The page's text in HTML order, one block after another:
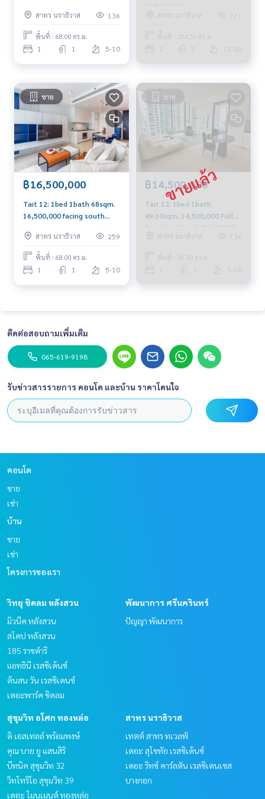
70,000/mth. Am:
0656199198
สาทร นราธิวาส 136
พื้นที่ : 68.00 ตร.ม.
1 1 5-10
0656199198
สาทร นราธิวาส
711
พื้นที่ : 104.50 ตร.ม.
11-20
ขาย
฿16,500,000
Tait 12: 1bed 1bath 68sqm.
16,500,000 facing south
Am: 0656199198
สาทร นราธิวาส 259
พื้นที่ : 68.00 ตร.ม.
1 1 5-10
ขาย
฿14,500,000
Tait 12: 1bed 1bath
49.30sqm. 14,500,000 Fully
Furnished Am: 0656199198
สาทร นราธิวาส
736
พื้นที่ : 49.30 ตร.ม.
5-10
ติดต่อสอบถามเพิ่มเติม
065-619-9198
รับข่าวสารรายการ คอนโด และบ้าน ราคาโดนใจ
คอนโด
ขาย
เช่า
บ้าน
ขาย
เช่า
โครงการของเรา
วิทยุ ชิดลม หลังสวน
มิวนีค หลังสวน
สโคป หลังสวน
185 ราชดำริ
แอทธินี เรสซิเด้นซ์
ต้นสน วัน เรสซิเดนซ์
เดอะพาร์ค ชิดลม
พัฒนาการ ศรีนครินทร์
ปัญญา พัฒนาการ
สุขุมวิท อโศก ทองหล่อ
ดิ เอสเทลล์ พร้อมพงษ์
คุณ บาย ยู แสนสิริ
บีทนิค สุขุมวิท 32
วิทโทริโอ สุขุมวิท 39
เดอะ โมนูเมนต์ ทองหล่อ
สาทร นราธิวาส
เทตต์ สาทร ทเวลฟ์
เดอะ สุโขทัย เรสซิเด้นซ์
เดอะ ริทซ์ คาร์ลตัน เรสซิเดนเซส
บางกอก